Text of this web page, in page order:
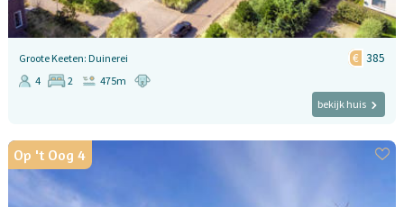
Groote Keeten: Duinerei 385
4 2
475m
bekijk huis
Op 't Oog 4